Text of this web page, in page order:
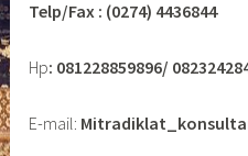
Telp/Fax : (0274) 4436844
Hp: 081228859896/
E-mail: